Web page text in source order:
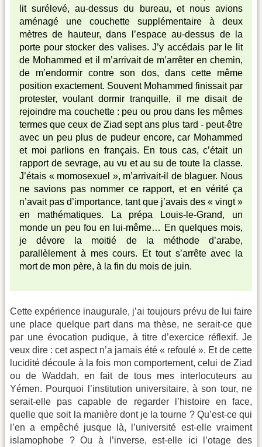
lit surélevé, au-dessus du bureau, et nous avions
aménagé une couchette supplémentaire à deux
mètres de hauteur, dans l’espace au-dessus de la
porte pour stocker des valises. J’y accédais par le lit
de Mohammed et il m’arrivait de m’arrêter en chemin,
de m’endormir contre son dos, dans cette même
position exactement. Souvent Mohammed finissait par
protester, voulant dormir tranquille, il me disait de
rejoindre ma couchette : peu ou prou dans les mêmes
termes que ceux de Ziad sept ans plus tard - peut-être
avec un peu plus de pudeur encore, car Mohammed
et moi parlions en français. En tous cas, c’était un
rapport de sevrage, au vu et au su de toute la classe.
J’étais « momosexuel », m’arrivait-il de blaguer. Nous
ne savions pas nommer ce rapport, et en vérité ça
n’avait pas d’importance, tant que j’avais des « vingt »
en mathématiques. La prépa Louis-le-Grand, un
monde un peu fou en lui-même… En quelques mois,
je dévore la moitié de la méthode d’arabe,
parallèlement à mes cours. Et tout s’arrête avec la
mort de mon père, à la fin du mois de juin.
Cette expérience inaugurale, j’ai toujours prévu de lui faire
une place quelque part dans ma thèse, ne serait-ce que
par une évocation pudique, à titre d’exercice réflexif. Je
veux dire : cet aspect n’a jamais été « refoulé ». Et de cette
lucidité découle à la fois mon comportement, celui de Ziad
ou de Waddah, en fait de tous mes interlocuteurs au
Yémen. Pourquoi l’institution universitaire, à son tour, ne
serait-elle pas capable de regarder l’histoire en face,
quelle que soit la manière dont je la tourne ? Qu’est-ce qui
l’en a empêché jusque là, l’université est-elle vraiment
islamophobe ? Ou à l’inverse, est-elle ici l’otage des